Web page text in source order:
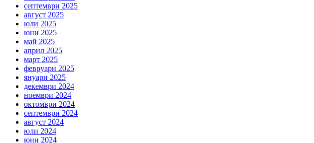
септември 2025
август 2025
юли 2025
юни 2025
май 2025
април 2025
март 2025
февруари 2025
януари 2025
декември 2024
ноември 2024
октомври 2024
септември 2024
август 2024
юли 2024
юни 2024